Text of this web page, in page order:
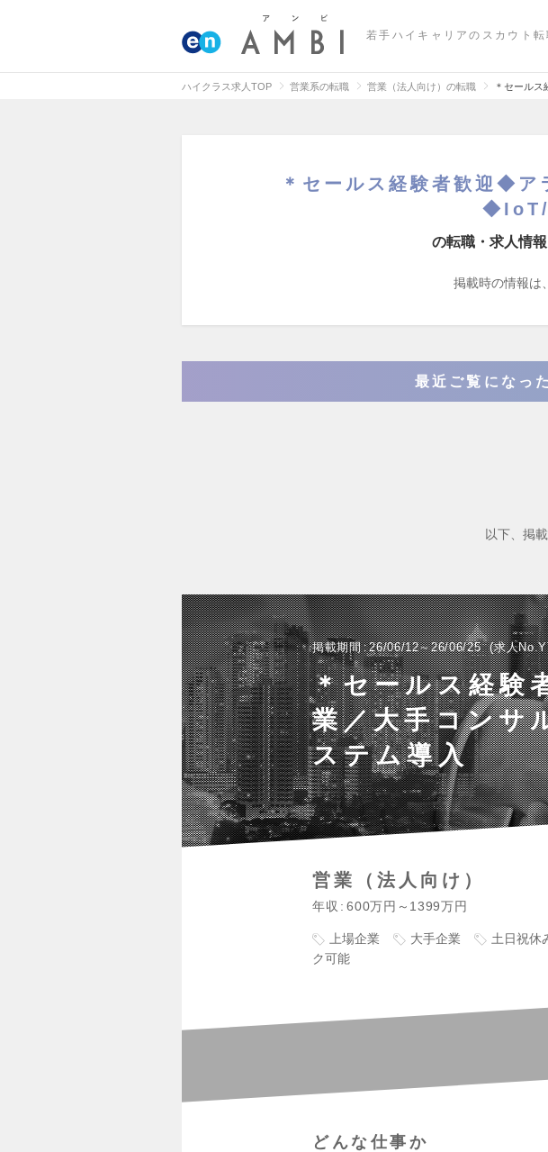
若手ハイキャリアのスカウト転
ハイクラス求人TOP 営業系の転職 営業（法人向け）の転職 ＊セール
＊セールス経験者歓迎◆ア
◆IoT/
の転職・求人情
掲載時の情報は、
最近ご覧になっ
以下、掲
掲載期間 26/06/12～26/06/25 求人
＊セールス経験
業／大手コン
ステム導入
営業（法人向け）
年収 600万円～1399万円
上場企業 大手企業 土日祝休
ク可能
どんな仕事か